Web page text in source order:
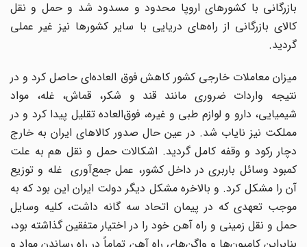
بازرگانی با کشورهای اروپا محدود و مسدود شد و حمل و نقل
کالای بازرگانی از راه‌های دریایی با سایر کشورها نیز غیر عملی
گردید.
میزان معاملات خارجی کشور کاهش فوق العاده‌ای حاصل کرد و در
نتیجه واردات ضروری مانند قند و شکر، قماش، غله، مواد
شیمیایی، دارو و لوازم طبی و غیره، فوق‌العاده تقلیل پیدا کرد و در
مملکت نیز نایاب شد. در عین حال صدور کالاهای ایران به خارج
دچار رکود و وقفه کامل گردید. اشکالات حمل و نقل هم به علت
کمبود وسائل باربری در داخل کشور، عمل جمع‌آوری غله و توزیع
آن را مشکل کرد. و بالاخره مشکل دیگر دولت ایران این بود که به
موجب تعهدی که در پیمان اتحاد سه گانه داشت، کلیه وسایل
حمل و نقل زمینی و راه آهن خود را در اختیار متفقین گذاشته بود،